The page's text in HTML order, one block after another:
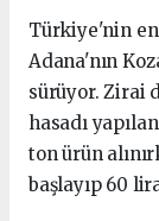
Türkiye'nin
Adana'nın
sürüyor. Zirai
hasadı
ton ürün
başlayıp 60